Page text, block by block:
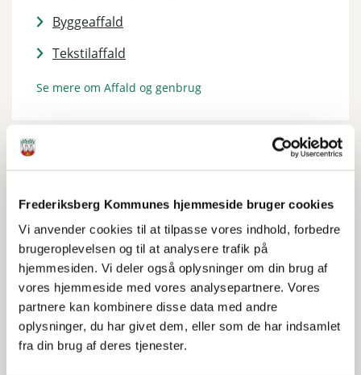
Frederiksberg Kommunes hjemmeside bruger cookies
Vi anvender cookies til at tilpasse vores indhold, forbedre
brugeroplevelsen og til at analysere trafik på
hjemmesiden. Vi deler også oplysninger om din brug af
vores hjemmeside med vores analysepartnere. Vores
partnere kan kombinere disse data med andre
oplysninger, du har givet dem, eller som de har indsamlet
fra din brug af deres tjenester.
Byggeaffald
Tekstilaffald
Se mere om Affald og genbrug
Bolig
Boligtyper
Flytning og adresse
Boligstøtte
Ejendomsbidrag og ejendomsskat
Anmeld tom bolig